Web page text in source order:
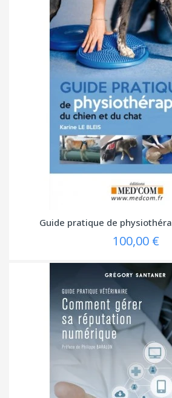
Guide pratique de
100,00 €